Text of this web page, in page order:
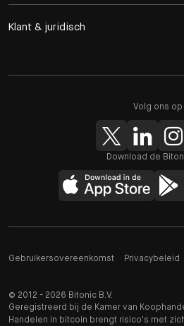
Klant & juridisch
Volg ons op
Download de
© 2012 - 2026 Bitonic B.V.
Geregistreerd bij de Kamer van
Handelen in bitcoin brengt risico's met
Gebruikersovereenkomst Privacybeleid